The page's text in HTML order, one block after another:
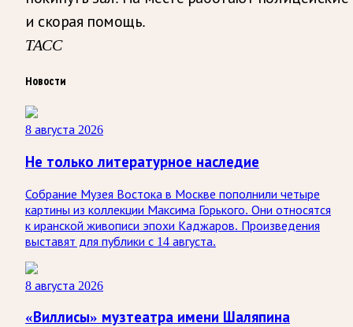
и скорая помощь.
ТАСС
Новости
8 августа 2026
Не только литературное наследие
Собрание Музея Востока в Москве пополнили четыре
картины из коллекции Максима Горького. Они относятся
к иранской живописи эпохи Каджаров. Произведения
выставят для публики с 14 августа.
8 августа 2026
«Виллисы» музтеатра имени Шаляпина